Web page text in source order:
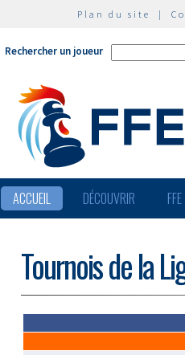
Plan du site |
Rechercher un joueur
ACCUEIL DÉCOUVRIR FFE
Tournois de la